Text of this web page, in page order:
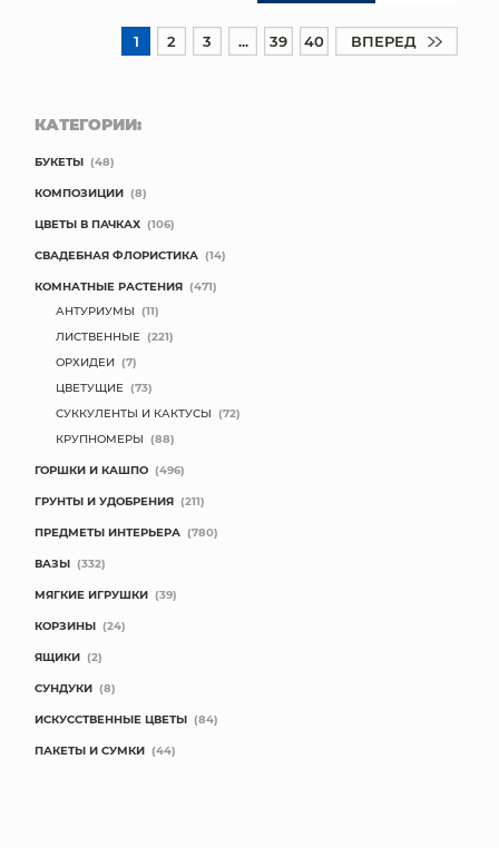
1 2 3 ... 39 40 ВПЕРЕД
КАТЕГОРИИ:
БУКЕТЫ (48)
КОМПОЗИЦИИ (8)
ЦВЕТЫ В ПАЧКАХ (106)
СВАДЕБНАЯ ФЛОРИСТИКА (14)
КОМНАТНЫЕ РАСТЕНИЯ (471)
АНТУРИУМЫ (11)
ЛИСТВЕННЫЕ (221)
ОРХИДЕИ (7)
ЦВЕТУЩИЕ (73)
СУККУЛЕНТЫ И КАКТУСЫ (72)
КРУПНОМЕРЫ (88)
ГОРШКИ И КАШПО (496)
ГРУНТЫ И УДОБРЕНИЯ (211)
ПРЕДМЕТЫ ИНТЕРЬЕРА (780)
ВАЗЫ (332)
МЯГКИЕ ИГРУШКИ (39)
КОРЗИНЫ (24)
ЯЩИКИ (2)
СУНДУКИ (8)
ИСКУССТВЕННЫЕ ЦВЕТЫ (84)
ПАКЕТЫ И СУМКИ (44)